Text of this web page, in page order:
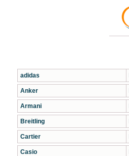
adidas
Anker
Armani
Breitling
Cartier
Casio